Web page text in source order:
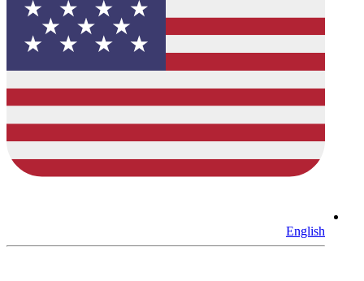
English